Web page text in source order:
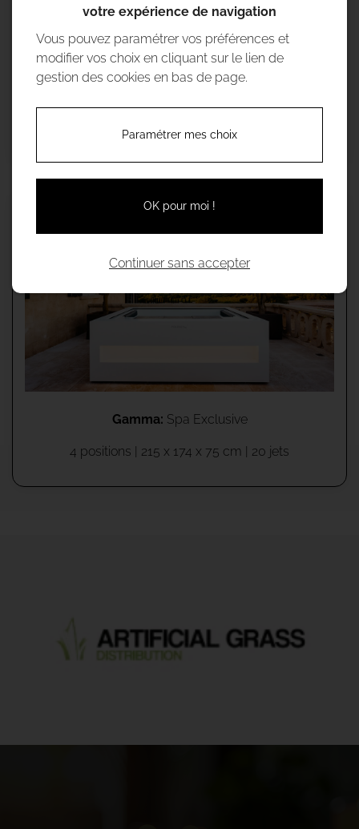
3 positions | 216 x 166 x 74 cm | 42 jets
SPA HOME
Gamma: Spa Exclusive
4 positions | 215 x 174 x 75 cm | 20 jets
votre expérience de navigation
Vous pouvez paramétrer vos préférences et
modifier vos choix en cliquant sur le lien de
gestion des cookies en bas de page.
Paramétrer mes choix
OK pour moi !
Continuer sans accepter